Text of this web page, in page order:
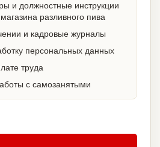
и должностные инструкции
разливного пива
и кадровые журналы
персональных данных
труда
с самозанятыми